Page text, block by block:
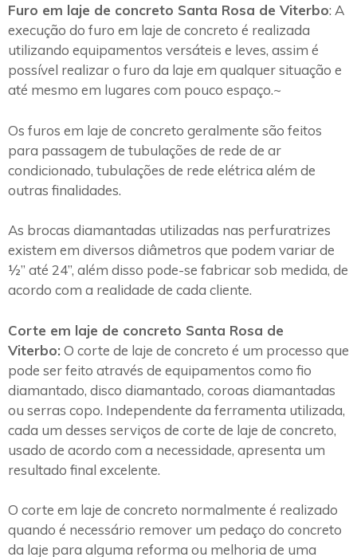
Furo em laje de concreto Santa Rosa de Viterbo: A
execução do furo em laje de concreto é realizada
utilizando equipamentos versáteis e leves, assim é
possível realizar o furo da laje em qualquer situação e
até mesmo em lugares com pouco espaço.~
Os furos em laje de concreto geralmente são feitos
para passagem de tubulações de rede de ar
condicionado, tubulações de rede elétrica além de
outras finalidades.
As brocas diamantadas utilizadas nas perfuratrizes
existem em diversos diâmetros que podem variar de
½” até 24”, além disso pode-se fabricar sob medida, de
acordo com a realidade de cada cliente.
Corte em laje de concreto Santa Rosa de
Viterbo: O corte de laje de concreto é um processo que
pode ser feito através de equipamentos como fio
diamantado, disco diamantado, coroas diamantadas
ou serras copo. Independente da ferramenta utilizada,
cada um desses serviços de corte de laje de concreto,
usado de acordo com a necessidade, apresenta um
resultado final excelente.
O corte em laje de concreto normalmente é realizado
quando é necessário remover um pedaço do concreto
da laje para alguma reforma ou melhoria de uma